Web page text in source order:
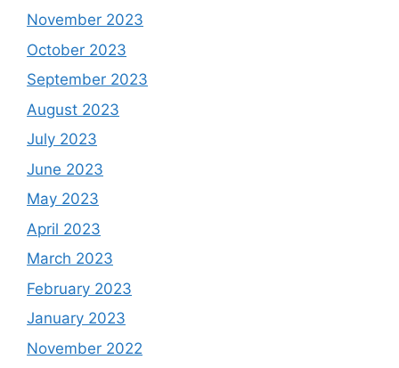
November 2023
October 2023
September 2023
August 2023
July 2023
June 2023
May 2023
April 2023
March 2023
February 2023
January 2023
November 2022